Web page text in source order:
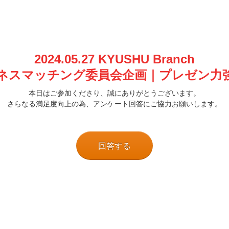
2024.05.27 KYUSHU Branch
スマッチング委員会企画｜プレゼン力
本日はご参加くださり、誠にありがとうございます。
さらなる満足度向上の為、アンケート回答にご協力お願いします。
回答する